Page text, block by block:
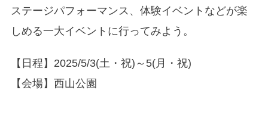
ステージパフォーマンス、体験イベントなどが楽
しめる一大イベントに行ってみよう。
【日程】2025/5/3(土・祝)～5(月・祝)
【会場】西山公園